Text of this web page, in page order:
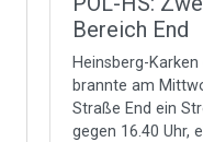
Bereich End
Heinsberg-
brannte am
Straße End ein
gegen 16.40 Uhr,